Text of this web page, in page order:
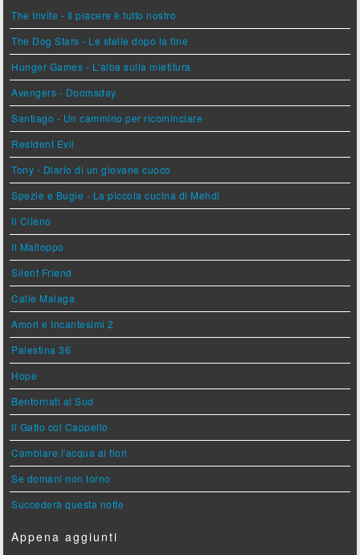
The Invite - Il piacere è tutto nostro
The Dog Stars - Le stelle dopo la fine
Hunger Games - L'alba sulla mietitura
Avengers - Doomsday
Santiago - Un cammino per ricominciare
Resident Evil
Tony - Diario di un giovane cuoco
Spezie e Bugie - La piccola cucina di Mehdi
Il Cileno
Il Malloppo
Silent Friend
Calle Malaga
Amori e Incantesimi 2
Palestina 36
Hope
Bentornati al Sud
Il Gatto col Cappello
Cambiare l'acqua ai fiori
Se domani non torno
Succederà questa notte
Appena aggiunti